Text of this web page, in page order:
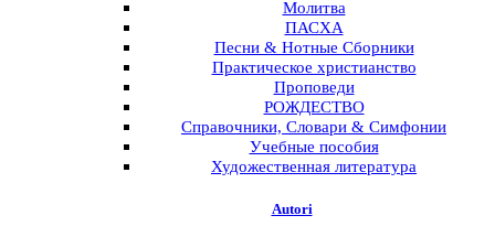
Молитва
ПАСХА
Песни & Нотные Сборники
Практическое христианство
Проповеди
РОЖДЕСТВО
Справочники, Словари & Симфонии
Учебные пособия
Художественная литература
Autori